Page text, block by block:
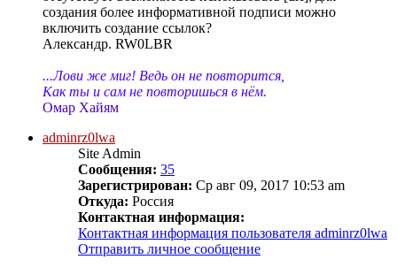
создания более информативной подписи можно
включить создание ссылок?
Александр. RW0LBR
...Лови же миг! Ведь он не повторится,
Как ты и сам не повторишься в нём.
Омар Хайям
adminrz0lwa
Site Admin
Сообщения: 35
Зарегистрирован: Ср авг 09, 2017 10:53 am
Откуда: Россия
Контактная информация:
Контактная информация пользователя adminrz0lwa
Отправить личное сообщение